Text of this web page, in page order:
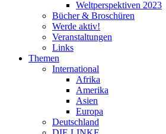
Weltperspektiven 2023
Bücher & Broschüren
Werde aktiv!
Veranstaltungen
Links
Themen
International
Afrika
Amerika
Asien
Europa
Deutschland